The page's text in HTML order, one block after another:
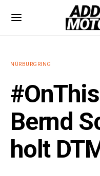
NÜRBURGRING
Bernd
holt